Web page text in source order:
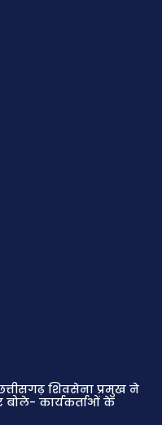
शिवसेना प्रमुख ने
कार्यकर्ताओं के